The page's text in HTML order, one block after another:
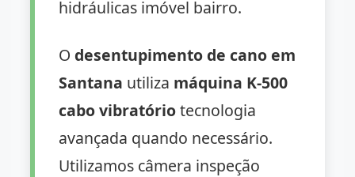
hidráulicas imóvel bairro.
O desentupimento de cano em
Santana utiliza máquina K-500
cabo vibratóriotecnologia
avançada quando necessário.
Utilizamos câmera inspeção